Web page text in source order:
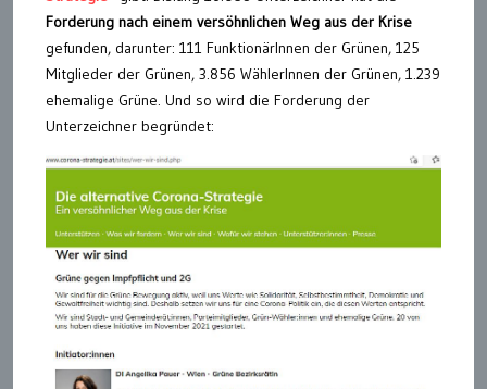
Forderung nach einem versöhnlichen Weg aus der Krise
gefunden, darunter: 111 FunktionärInnen der Grünen, 125
Mitglieder der Grünen, 3.856 WählerInnen der Grünen, 1.239
ehemalige Grüne. Und so wird die Forderung der
Unterzeichner begründet: